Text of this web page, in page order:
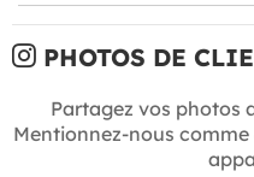
PHOTOS DE
Partagez vos photos
Mentionnez-nous comme